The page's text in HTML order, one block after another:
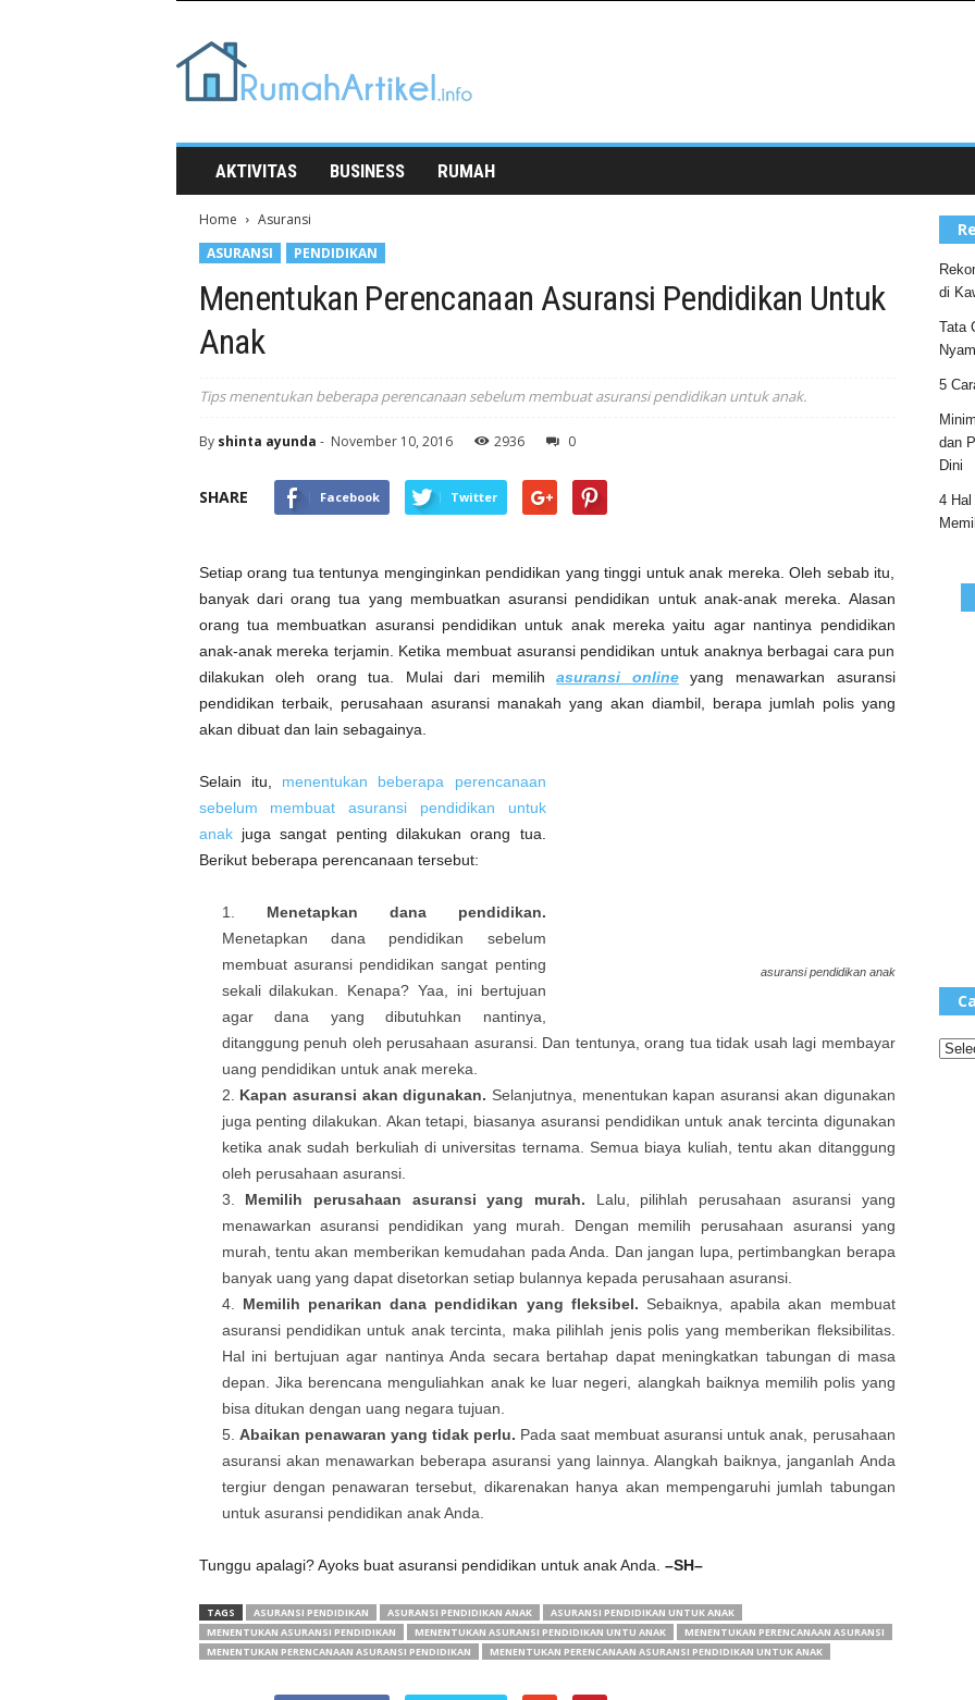
Artikel
AKTIVITAS BUSINESS RUMAH
Home
Asuransi
ASURANSI
PENDIDIKAN
Menentukan Perencanaan Asuransi Pendidikan Untuk
Anak
Tips menentukan beberapa perencanaan sebelum membuat asuransi pendidikan untuk anak.
By shinta ayunda - November 10, 2016 2936 0
SHARE Facebook Twitter
Setiap orang tua tentunya menginginkan pendidikan yang tinggi untuk anak mereka. Oleh sebab itu,
banyak dari orang tua yang membuatkan asuransi pendidikan untuk anak-anak mereka. Alasan
orang tua membuatkan asuransi pendidikan untuk anak mereka yaitu agar nantinya pendidikan
anak-anak mereka terjamin. Ketika membuat asuransi pendidikan untuk anaknya berbagai cara pun
dilakukan oleh orang tua. Mulai dari memilihasuransi onlineyang menawarkan asuransi
pendidikan terbaik, perusahaan asuransi manakah yang akan diambil, berapa jumlah polis yang
akan dibuat dan lain sebagainya.
asuransi pendidikan anak
Selain itu, menentukan beberapa perencanaan
sebelum membuat asuransi pendidikan untuk
anakjuga sangat penting dilakukan orang tua.
Berikut beberapa perencanaan tersebut:
Menetapkan dana pendidikan.
Menetapkan dana pendidikan sebelum
membuat asuransi pendidikan sangat penting
sekali dilakukan. Kenapa? Yaa, ini bertujuan
agar dana yang dibutuhkan nantinya,
ditanggung penuh oleh perusahaan asuransi. Dan tentunya, orang tua tidak usah lagi membayar
uang pendidikan untuk anak mereka.
Kapan asuransi akan digunakan. Selanjutnya, menentukan kapan asuransi akan digunakan
juga penting dilakukan. Akan tetapi, biasanya asuransi pendidikan untuk anak tercinta digunakan
ketika anak sudah berkuliah di universitas ternama. Semua biaya kuliah, tentu akan ditanggung
oleh perusahaan asuransi.
Memilih perusahaan asuransi yang murah. Lalu, pilihlah perusahaan asuransi yang
menawarkan asuransi pendidikan yang murah. Dengan memilih perusahaan asuransi yang
murah, tentu akan memberikan kemudahan pada Anda. Dan jangan lupa, pertimbangkan berapa
banyak uang yang dapat disetorkan setiap bulannya kepada perusahaan asuransi.
Memilih penarikan dana pendidikan yang fleksibel. Sebaiknya, apabila akan membuat
asuransi pendidikan untuk anak tercinta, maka pilihlah jenis polis yang memberikan fleksibilitas.
Hal ini bertujuan agar nantinya Anda secara bertahap dapat meningkatkan tabungan di masa
depan. Jika berencana menguliahkan anak ke luar negeri, alangkah baiknya memilih polis yang
bisa ditukan dengan uang negara tujuan.
Abaikan penawaran yang tidak perlu. Pada saat membuat asuransi untuk anak, perusahaan
asuransi akan menawarkan beberapa asuransi yang lainnya. Alangkah baiknya, janganlah Anda
tergiur dengan penawaran tersebut, dikarenakan hanya akan mempengaruhi jumlah tabungan
untuk asuransi pendidikan anak Anda.
Tunggu apalagi? Ayoks buat asuransi pendidikan untuk anak Anda. –SH–
TAGS ASURANSI PENDIDIKAN ASURANSI PENDIDIKAN ANAK
ASURANSI PENDIDIKAN UNTUK ANAK
MENENTUKAN ASURANSI PENDIDIKAN
MENENTUKAN ASURANSI PENDIDIKAN UNTU ANAK
MENENTUKAN PERENCANAAN ASURANSI
MENENTUKAN PERENCANAAN ASURANSI PENDIDIKAN
MENENTUKAN PERENCANAAN ASURANSI PENDIDIKAN UNTUK ANAK
di
Tata
5
dan
Dini
4 Hal